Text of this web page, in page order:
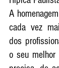
A
cada vez
dos
o seu